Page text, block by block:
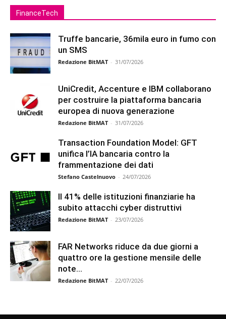
FinanceTech
Truffe bancarie, 36mila euro in fumo con
un SMS
Redazione BitMAT - 31/07/2026
UniCredit, Accenture e IBM collaborano
per costruire la piattaforma bancaria
europea di nuova generazione
Redazione BitMAT - 31/07/2026
Transaction Foundation Model: GFT
unifica l’IA bancaria contro la
frammentazione dei dati
Stefano Castelnuovo - 24/07/2026
Il 41% delle istituzioni finanziarie ha
subito attacchi cyber distruttivi
Redazione BitMAT - 23/07/2026
FAR Networks riduce da due giorni a
quattro ore la gestione mensile delle
note...
Redazione BitMAT - 22/07/2026